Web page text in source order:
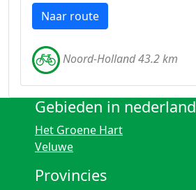
Naar route
Noord-Holland 43.2 km
Gebieden in nederland
Het Groene Hart
Veluwe
Provincies